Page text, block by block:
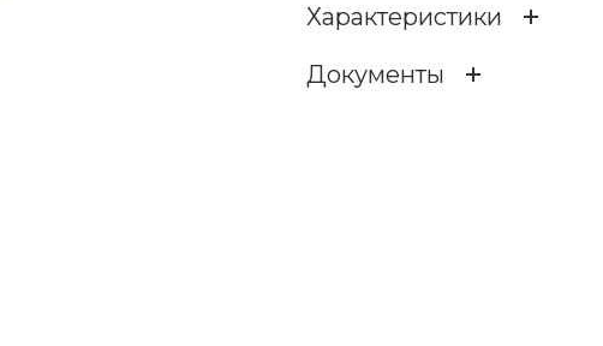
Характеристики
Документы